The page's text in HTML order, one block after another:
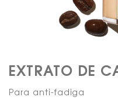
EXTRATO DE
Para anti-fadiga